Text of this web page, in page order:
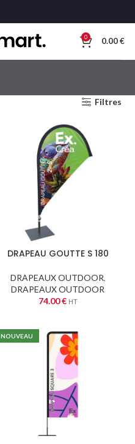
0 0.00€
Filtres
DRAPEAU GOUTTE S 180
DRAPEAUX OUTDOOR,
DRAPEAUX OUTDOOR
74.00€ HT
NOUVEAU